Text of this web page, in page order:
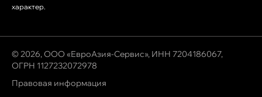
характер.
© 2026, ООО «ЕвроАзия-Сервис», ИНН 7204186067,
ОГРН 1127232072978
Правовая информация